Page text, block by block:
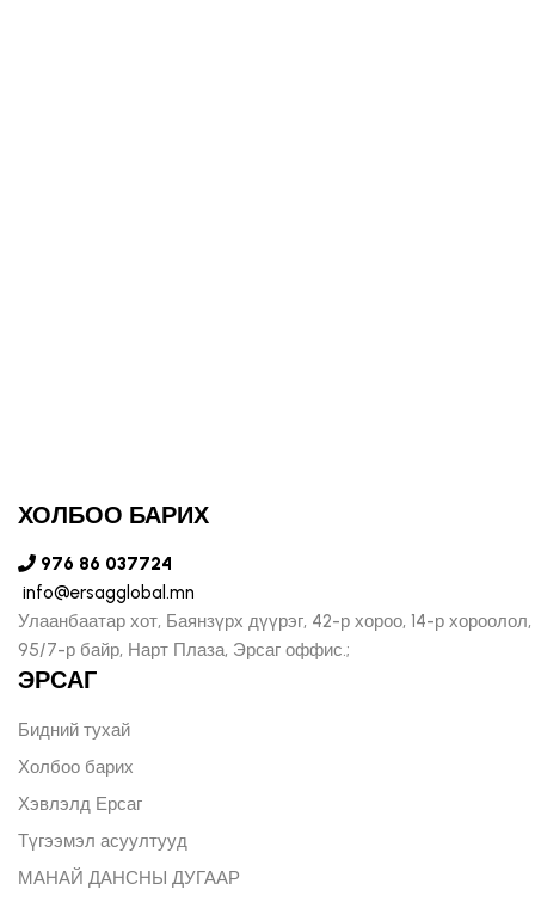
ХОЛБОО БАРИХ
976 86 037724
info@ersagglobal.mn
Улаанбаатар хот, Баянзүрх дүүрэг, 42-р хороо, 14-р хороолол,
95/7-р байр, Нарт Плаза, Эрсаг оффис.;
ЭРСАГ
Бидний тухай
Холбоо барих
Хэвлэлд Ерсаг
Түгээмэл асуултууд
МАНАЙ ДАНСНЫ ДУГААР